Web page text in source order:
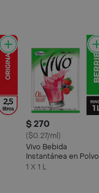
$ 270
($0.27/ml)
Vivo Bebida
Instantánea en Polvo
Sabor a Berries 1 L
1 X 1 L